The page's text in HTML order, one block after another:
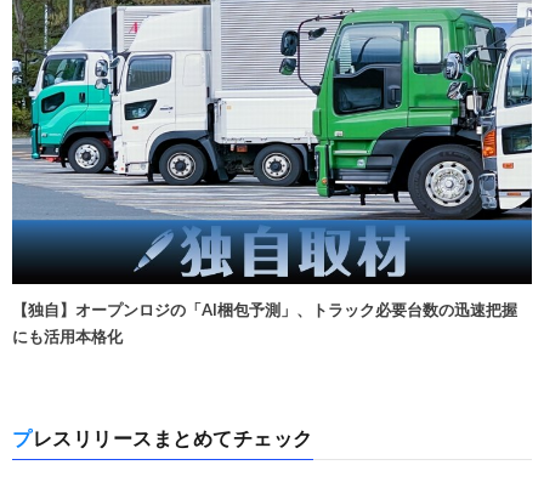
【独自】オープンロジの「AI梱包予測」、トラック必要台数の迅速把握
にも活用本格化
プレスリリースまとめてチェック